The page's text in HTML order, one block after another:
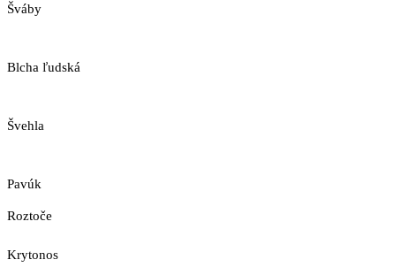
Šváby
Blcha ľudská
Švehla
Pavúk
Roztoče
Krytonos